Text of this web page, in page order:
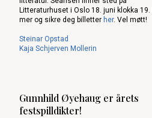
Litteraturhuset i Oslo 18. juni klokka 19.
mer og sikre deg billetter her. Vel møtt!
Steinar Opstad
Kaja Schjerven Mollerin
Gunnhild Øyehaug er årets
festspilldikter!